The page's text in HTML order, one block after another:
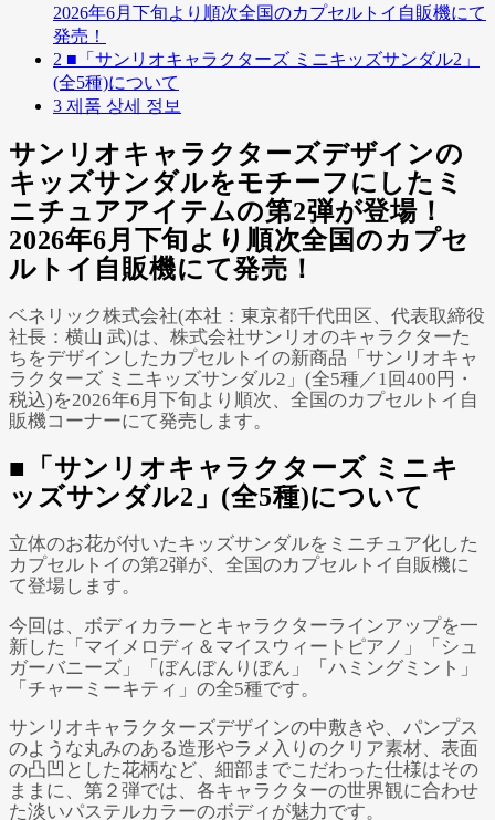
2026年6月下旬より順次全国のカプセルトイ自販機にて
発売！
2 ■「サンリオキャラクターズ ミニキッズサンダル2」
(全5種)について
3 제품 상세 정보
サンリオキャラクターズデザインの
キッズサンダルをモチーフにしたミ
ニチュアアイテムの第2弾が登場！
2026年6月下旬より順次全国のカプセ
ルトイ自販機にて発売！
ベネリック株式会社(本社：東京都千代田区、代表取締役
社長：横山 武)は、株式会社サンリオのキャラクターた
ちをデザインしたカプセルトイの新商品「サンリオキャ
ラクターズ ミニキッズサンダル2」(全5種／1回400円・
税込)を2026年6月下旬より順次、全国のカプセルトイ自
販機コーナーにて発売します。
■「サンリオキャラクターズ ミニキ
ッズサンダル2」(全5種)について
立体のお花が付いたキッズサンダルをミニチュア化した
カプセルトイの第2弾が、全国のカプセルトイ自販機に
て登場します。
今回は、ボディカラーとキャラクターラインアップを一
新した「マイメロディ＆マイスウィートピアノ」「シュ
ガーバニーズ」「ぼんぼんりぼん」「ハミングミント」
「チャーミーキティ」の全5種です。
サンリオキャラクターズデザインの中敷きや、パンプス
のような丸みのある造形やラメ入りのクリア素材、表面
の凸凹とした花柄など、細部までこだわった仕様はその
ままに、第２弾では、各キャラクターの世界観に合わせ
た淡いパステルカラーのボディが魅力です。